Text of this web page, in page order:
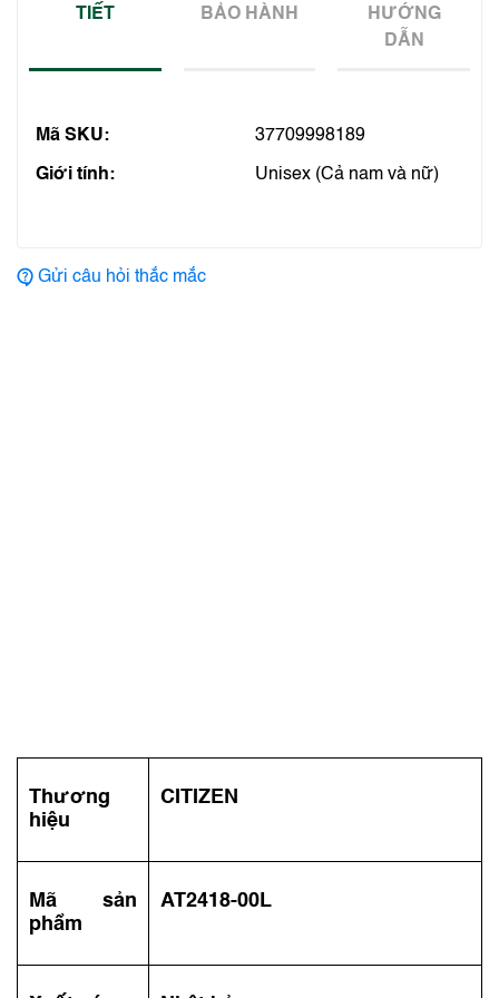
TIẾT BẢO HÀNH
HƯỚNG
DẪN
Mã SKU: 37709998189
Giới tính: Unisex (Cả nam và nữ)
Gửi câu hỏi thắc mắc
Thương
hiệu
CITIZEN
Mã sản
phẩm
AT2418-00L